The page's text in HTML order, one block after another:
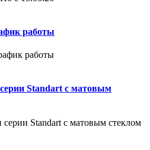
работы
Standart с матовым